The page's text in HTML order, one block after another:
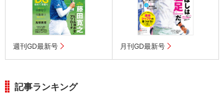
週刊GD最新号 月刊GD最新号
記事ランキング